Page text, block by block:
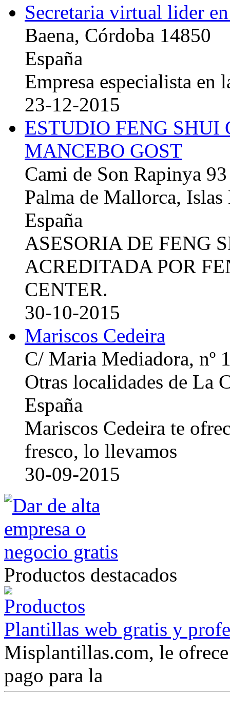
Secretaria virtual lider
Baena, Córdoba 14850
España
Empresa especialista en
23-12-2015
ESTUDIO FENG
MANCEBO GOST
Cami de Son Rapinya 93
Palma de Mallorca, Islas
España
ASESORIA DE FENG
ACREDITADA POR
CENTER.
30-10-2015
Mariscos Cedeira
C/ Maria Mediadora, nº
Otras localidades de La
España
Mariscos Cedeira te
fresco, lo llevamos
30-09-2015
Productos destacados
Plantillas web gratis y
Misplantillas.com, le
pago para la